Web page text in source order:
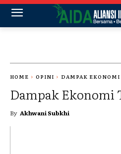
HOME OPINI DAMPAK EKONOMI
Dampak Ekonomi
By Akhwani Subkhi